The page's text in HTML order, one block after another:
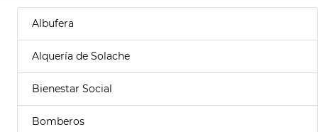
Albufera
Alquería de Solache
Bienestar Social
Bomberos